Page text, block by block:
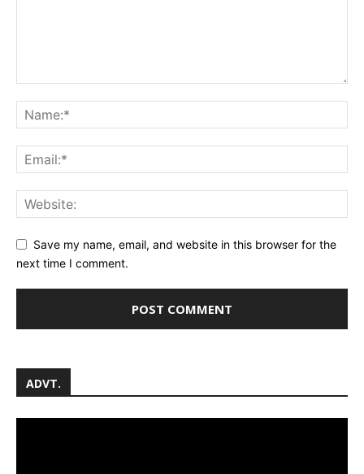
Save my name, email, and website in this browser for the
next time I comment.
ADVT.